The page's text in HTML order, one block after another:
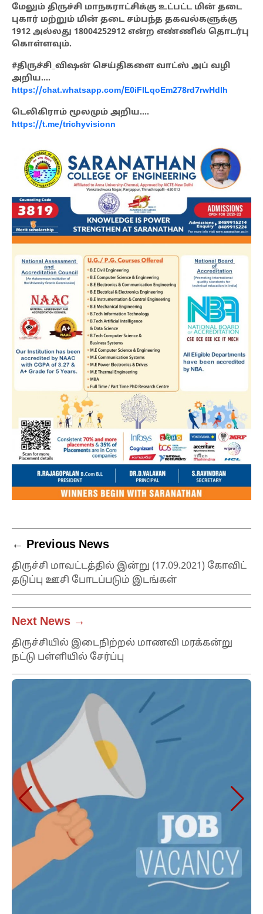
மேலும் திருச்சி மாநகராட்சிக்கு உட்பட்ட மின் தடை
புகார் மற்றும் மின் தடை சம்பந்த தகவல்களுக்கு
1912 அல்லது 18004252912 என்ற எண்ணில் தொடர்பு
கொள்ளவும்.
#திருச்சி_விஷன் செய்திகளை வாட்ஸ் அப் வழி
அறிய….
https://chat.whatsapp.com/E0iFlLqoEm278rd7rwHdlh
டெலிகிராம் மூலமும் அறிய….
https://t.me/trichyvisionn
← Previous News
திருச்சி மாவட்டத்தில் இன்று (17.09.2021) கோவிட்
தடுப்பு ஊசி போடப்படும் இடங்கள்
Next News →
திருச்சியில் இடைநிற்றல் மாணவி மரக்கன்று
நட்டு பள்ளியில் சேர்ப்பு